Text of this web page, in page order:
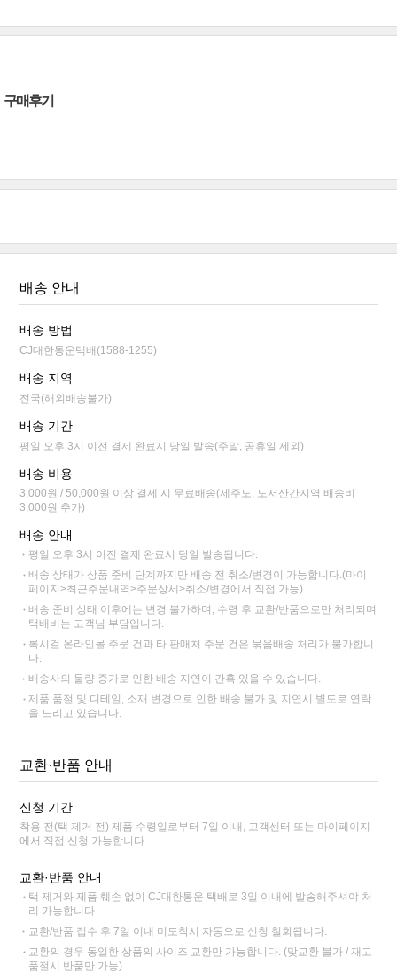
구매후기
배송 안내
배송 방법
CJ대한통운택배(1588-1255)
배송 지역
전국(해외배송불가)
배송 기간
평일 오후 3시 이전 결제 완료시 당일 발송(주말, 공휴일 제외)
배송 비용
3,000원 / 50,000원 이상 결제 시 무료배송(제주도, 도서산간지역 배송비
3,000원 추가)
배송 안내
평일 오후 3시 이전 결제 완료시 당일 발송됩니다.
배송 상태가 상품 준비 단계까지만 배송 전 취소/변경이 가능합니다.(마이
페이지>최근주문내역>주문상세>취소/변경에서 직접 가능)
배송 준비 상태 이후에는 변경 불가하며, 수령 후 교환/반품으로만 처리되며
택배비는 고객님 부담입니다.
록시걸 온라인몰 주문 건과 타 판매처 주문 건은 묶음배송 처리가 불가합니
다.
배송사의 물량 증가로 인한 배송 지연이 간혹 있을 수 있습니다.
제품 품절 및 디테일, 소재 변경으로 인한 배송 불가 및 지연시 별도로 연락
을 드리고 있습니다.
교환·반품 안내
신청 기간
착용 전(택 제거 전) 제품 수령일로부터 7일 이내, 고객센터 또는 마이페이지
에서 직접 신청 가능합니다.
교환·반품 안내
택 제거와 제품 훼손 없이 CJ대한통운 택배로 3일 이내에 발송해주셔야 처
리 가능합니다.
교환/반품 접수 후 7일 이내 미도착시 자동으로 신청 철회됩니다.
교환의 경우 동일한 상품의 사이즈 교환만 가능합니다. (맞교환 불가 / 재고
품절시 반품만 가능)